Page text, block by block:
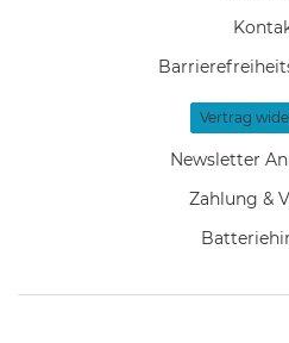
Vertrag
Newsletter
Zahlung &